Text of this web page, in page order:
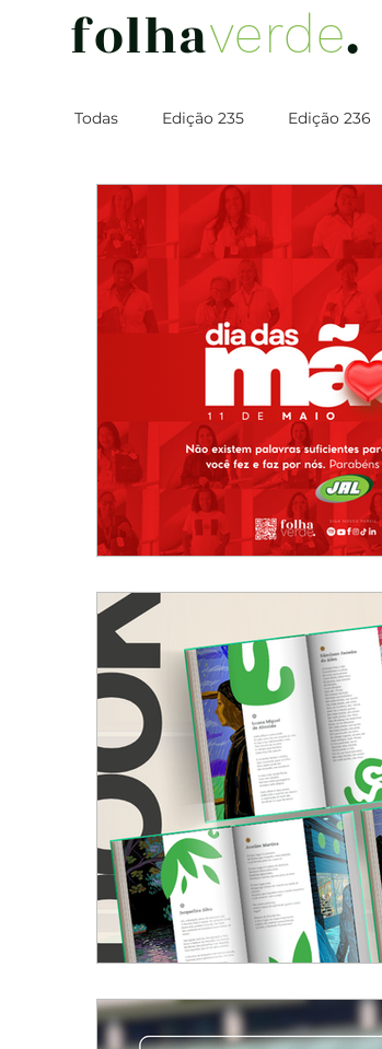
folhaverde.
Todas Edição 235 Edição 236
Edição 242
Edição 249 Edição 250
Edição 258
Edição 264